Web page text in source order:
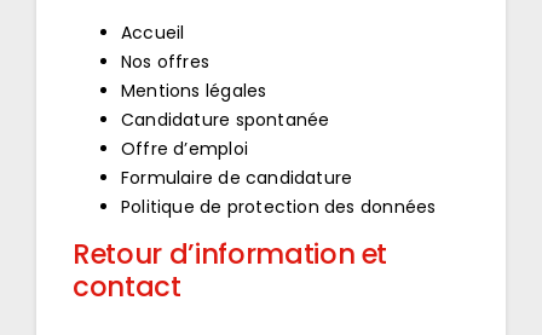
Accueil
Nos offres
Mentions légales
Candidature spontanée
Offre d’emploi
Formulaire de candidature
Politique de protection des données
Retour d’information et
contact